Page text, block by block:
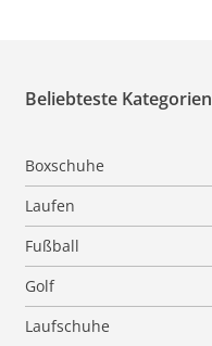
Beliebteste Kategorien
Boxschuhe
Laufen
Fußball
Golf
Laufschuhe